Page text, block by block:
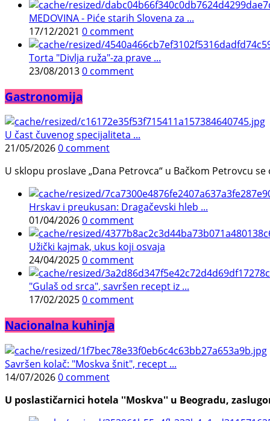
MEDOVINA - Piće starih Slovena za ...
17/12/2021 0 comment
Torta "Divlja ruža"-za prave ...
23/08/20130 comment
Gastronomija
U čast čuvenog specijaliteta ...
21/05/20260 comment
U sklopu proslave „Dana Petrovca“ u Bačkom Petrovcu
Hrskav i preukusan: Dragačevski hleb ...
01/04/20260 comment
Užički kajmak, ukus koji osvaja
24/04/20250 comment
"Gulaš od srca", savršen recept iz ...
17/02/20250 comment
Nacionalna kuhinja
Savršen kolač: "Moskva šnit", recept ...
14/07/20260 comment
U poslastičarnici hotela ''Moskva'' u Beogradu,